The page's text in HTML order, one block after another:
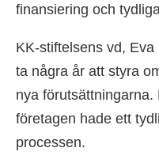
finansiering och
KK-stiftelsens vd,
ta några år att styra
nya
företagen hade ett
processen.